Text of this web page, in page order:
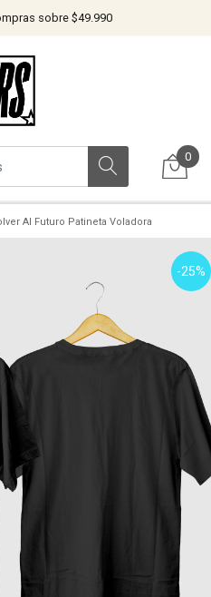
sobre $49.990
0
Al Futuro Patineta Voladora
-25%